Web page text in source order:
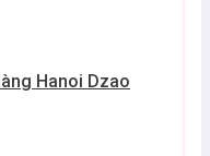
Hanoi Dzao